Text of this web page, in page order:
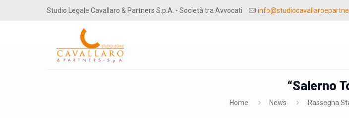
Studio Legale Cavallaro & Partners S.p.A. - Società tra Avvocati
“Salerno
Home News Rassegna